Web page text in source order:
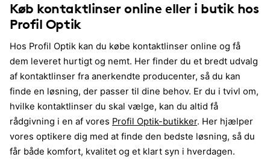
Køb kontaktlinser online eller i butik hos
Profil Optik
Hos Profil Optik kan du købe kontaktlinser online og få
dem leveret hurtigt og nemt. Her finder du et bredt udvalg
af kontaktlinser fra anerkendte producenter, så du kan
finde en løsning, der passer til dine behov. Er du i tvivl om,
hvilke kontaktlinser du skal vælge, kan du altid få
rådgivning i en af vores Profil Optik-butikker. Her hjælper
vores optikere dig med at finde den bedste løsning, så du
får både komfort, kvalitet og et klart syn i hverdagen.